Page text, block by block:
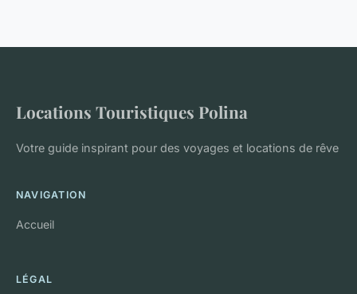
Locations Touristiques Polina
Votre guide inspirant pour des voyages et locations de rêve
NAVIGATION
Accueil
LÉGAL